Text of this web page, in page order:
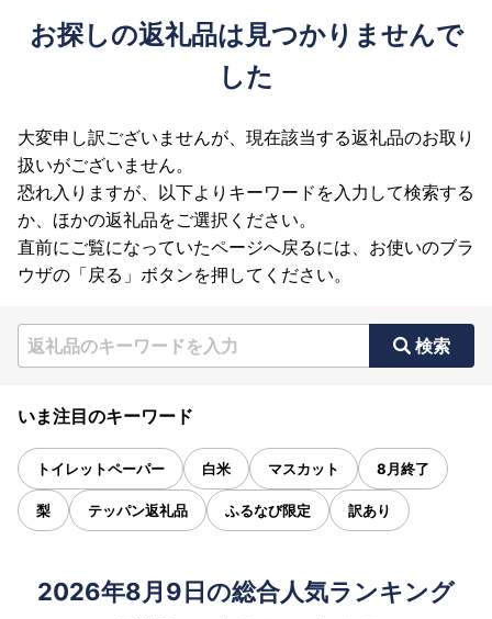
お探しの返礼品は見つかりませんで
した
大変申し訳ございませんが、現在該当する返礼品のお取り
扱いがございません。
恐れ入りますが、以下よりキーワードを入力して検索する
か、ほかの返礼品をご選択ください。
直前にご覧になっていたページへ戻るには、お使いのブラ
ウザの「戻る」ボタンを押してください。
検索
いま注目のキーワード
トイレットペーパー 白米 マスカット 8月終了
梨 テッパン返礼品 ふるなび限定 訳あり
2026年8月9日の総合人気ランキング